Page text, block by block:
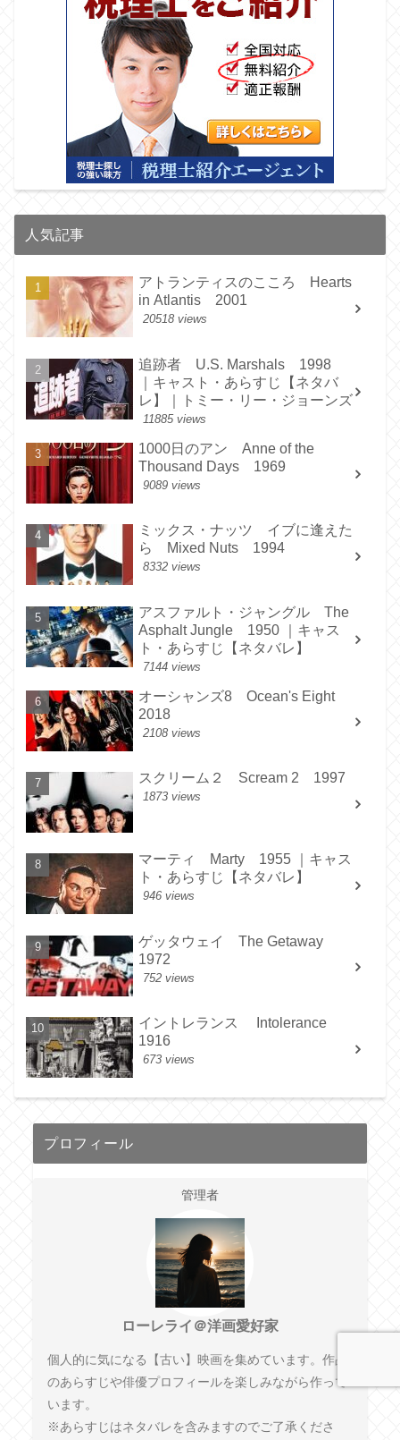
人気記事
アトランティスのこころ Hearts
in Atlantis 2001
20518 views
追跡者 U.S. Marshals 1998
｜キャスト・あらすじ【ネタバ
レ】｜トミー・リー・ジョーンズ
11885 views
1000日のアン Anne of the
Thousand Days 1969
9089 views
ミックス・ナッツ イブに逢えた
ら Mixed Nuts 1994
8332 views
アスファルト・ジャングル The
Asphalt Jungle 1950 ｜キャス
ト・あらすじ【ネタバレ】
7144 views
オーシャンズ8 Ocean's Eight
2018
2108 views
スクリーム２ Scream 2 1997
1873 views
マーティ Marty 1955 ｜キャス
ト・あらすじ【ネタバレ】
946 views
ゲッタウェイ The Getaway
1972
752 views
イントレランス Intolerance
1916
673 views
プロフィール
管理者
ローレライ＠洋画愛好家
個人的に気になる【古い】映画を集めています。作品
のあらすじや俳優プロフィールを楽しみながら作って
います。
※あらすじはネタバレを含みますのでご了承くださ